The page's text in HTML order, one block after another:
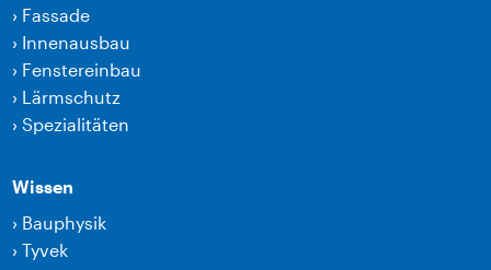
› Fassade
› Innenausbau
› Fenstereinbau
› Lärmschutz
›Spezialitäten
Wissen
› Bauphysik
›Tyvek